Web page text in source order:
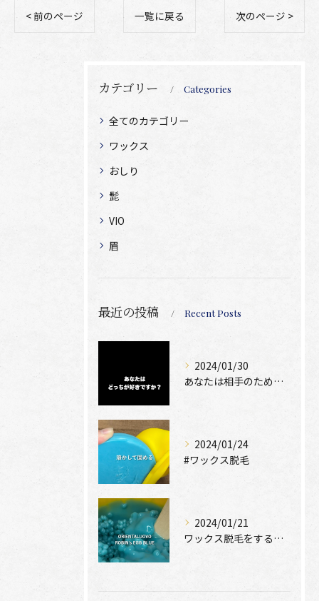
< 前のページ 一覧に戻る 次のページ >
カテゴリー Categories
全てのカテゴリー
ワックス
おしり
髭
VIO
眉
最近の投稿 Recent Posts
2024/01/30
あなたは相手のために脱毛できますか？
2024/01/24
#ワックス脱毛
2024/01/21
ワックス脱毛をするために絶位必要なのは、